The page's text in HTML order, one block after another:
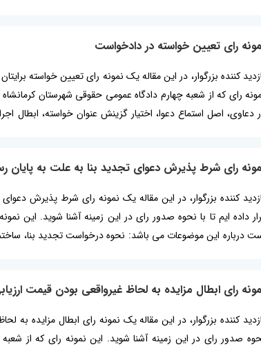
رای تعیین خواسته در دادخواست
کننده بزرگوار، در این مقاله یک نمونه رای تعیین خواسته
رای که از شعبه چهارم دادگاه عمومی حقوقی شهرستان
رای شرط پذیرش دعوای تجدید بنا به علت به پایان
کننده بزرگوار، در این مقاله یک نمونه رای شرط پذیرش
درباره این موضوعات می باشد: نحوه درخواست تجدید بنا،
رای ابطال مزایده به لحاظ غیرواقعی بودن قیمت
کننده بزرگوار، در این مقاله یک نمونه رای ابطال مزایده به